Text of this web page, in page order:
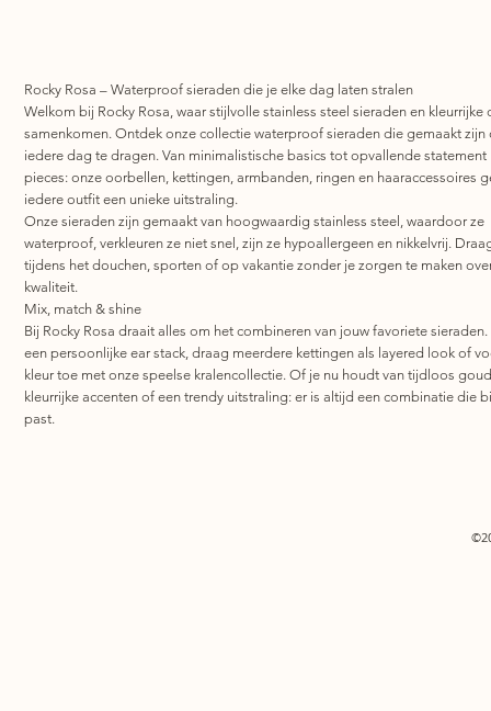
Rocky Rosa – Waterproof sieraden die je elke dag laten stralen
Welkom bij Rocky Rosa, waar stijlvolle stainless steel sieraden en kleurrijke
samenkomen. Ontdek onze collectie waterproof sieraden die gemaakt zijn
iedere dag te dragen. Van minimalistische basics tot opvallende statement
pieces: onze oorbellen, kettingen, armbanden, ringen en haaraccessoires
iedere outfit een unieke uitstraling.
Onze sieraden zijn gemaakt van hoogwaardig stainless steel, waardoor ze
waterproof, verkleuren ze niet snel, zijn ze hypoallergeen en nikkelvrij.
tijdens het douchen, sporten of op vakantie zonder je zorgen te maken
kwaliteit.
Mix, match & shine
Bij Rocky Rosa draait alles om het combineren van jouw favoriete sieraden.
een persoonlijke ear stack, draag meerdere kettingen als layered look of
kleur toe met onze speelse kralencollectie. Of je nu houdt van tijdloos
kleurrijke accenten of een trendy uitstraling: er is altijd een combinatie die
past.